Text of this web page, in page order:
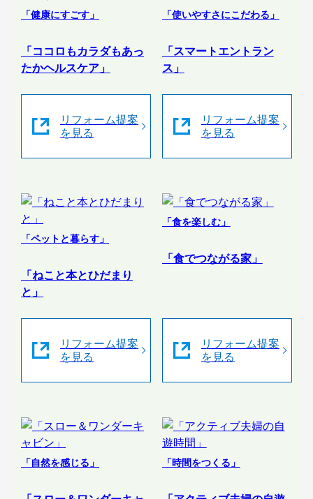
「健康にすごす」
「ココロもカラダもあっ
たかヘルスケア」
リフォーム提案
を見る
「使いやすさにこだわる」
「スマートエントラン
ス」
リフォーム提案
を見る
「ペットと暮らす」
「ねこと本とひだまり
と」
リフォーム提案
を見る
「食を楽しむ」
「食でつながる家」
リフォーム提案
を見る
「自然を感じる」 「時間をつくる」